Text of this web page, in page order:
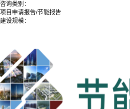
咨询类别：
项目申请报告/节能报告
建设规模：